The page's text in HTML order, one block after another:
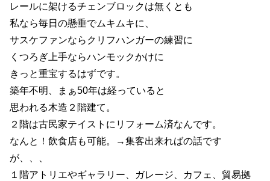
レールに架けるチェンブロックは無くとも
私なら毎日の懸垂でムキムキに、
サスケファンならクリフハンガーの練習に
くつろぎ上手ならハンモックかけに
きっと重宝するはずです。
築年不明、まぁ50年は経っていると
思われる木造２階建て。
２階は古民家テイストにリフォーム済なんです。
なんと！飲食店も可能。→集客出来ればの話です
が、、、
１階アトリエやギャラリー、ガレージ、カフェ、貿易拠